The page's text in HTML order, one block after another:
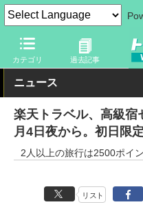
カテゴリ 過去記事
トラベル Watch 企業・政府
ニュース
楽天トラベル、高級宿
月4日夜から。初日限
2人以上の旅行は2500ポイ
リスト